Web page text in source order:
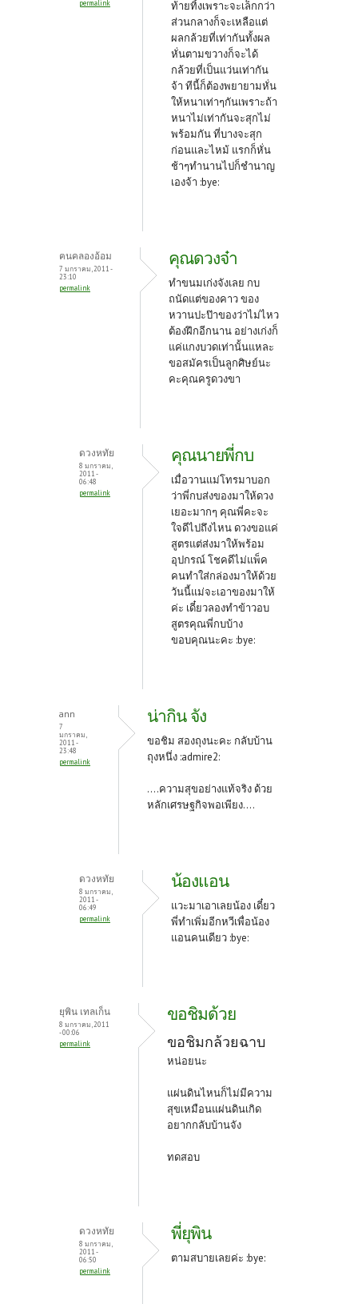
permalink
ท้ายทิ้งเพราะจะเล็กกว่า
ส่วนกลางก็จะเหลือแต่
ผลกล้วยที่เท่ากันทั้งผล
หั่นตามขวางก็จะได้
กล้วยที่เป็นแว่นเท่ากัน
จ้า ทีนี้ก็ต้องพยายามหั่น
ให้หนาเท่าๆกันเพราะถ้า
หนาไม่เท่ากันจะสุกไม่
พร้อมกัน ที่บางจะสุก
ก่อนและไหม้ แรกก็หั่น
ช้าๆทำนานไปก็ชำนาญ
เองจ้า :bye:
ฅนคลองอ้อม
7 มกราคม, 2011 -
23:10
permalink
คุณดวงจ๋า
ทำขนมเก่งจังเลย กบ
ถนัดแต่ของคาว ของ
หวานปะป๊าของว่าไม่ไหว
ต้องฝึกอีกนาน อย่างเก่งก็
แค่แกงบวดเท่านั้นแหละ
ขอสมัครเป็นลูกศิษย์นะ
คะคุณครูดวงขา
ดวงหทัย
8 มกราคม,
2011 -
06:48
permalink
คุณนายพี่กบ
เมื่อวานแม่โทรมาบอก
ว่าพี่กบส่งของมาให้ดวง
เยอะมากๆ คุณพี่คะจะ
ใจดีไปถึงไหน ดวงขอแค่
สูตรแต่ส่งมาให้พร้อม
อุปกรณ์ โชคดีไม่แพ็ค
คนทำใส่กล่องมาให้ด้วย
วันนี้แม่จะเอาของมาให้
ค่ะ เดี๋ยวลองทำข้าวอบ
สูตรคุณพี่กบบ้าง
ขอบคุณนะคะ :bye:
ann
7
มกราคม,
2011 -
23:48
permalink
น่ากิน จัง
ขอชิม สองถุงนะคะ กลับบ้าน
ถุงหนึ่ง :admire2:
....ความสุขอย่างแท้จริง ด้วย
หลักเศรษฐกิจพอเพียง....
ดวงหทัย
8 มกราคม,
2011 -
06:49
permalink
น้องแอน
แวะมาเอาเลยน้อง เดี๋ยว
พี่ทำเพิ่มอีกหวีเพื่อน้อง
แอนคนเดียว :bye:
ยุพิน เทลเก็น
8 มกราคม, 2011
- 00:06
permalink
ขอชิมด้วย
ขอชิมกล้วยฉาบ
หน่อยนะ
แผ่นดินไหนก็ไม่มีความ
สุขเหมือนแผ่นดินเกิด
อยากกลับบ้านจัง
ทดสอบ
ดวงหทัย
8 มกราคม,
2011 -
06:50
permalink
พี่ยุพิน
ตามสบายเลยค่ะ :bye: